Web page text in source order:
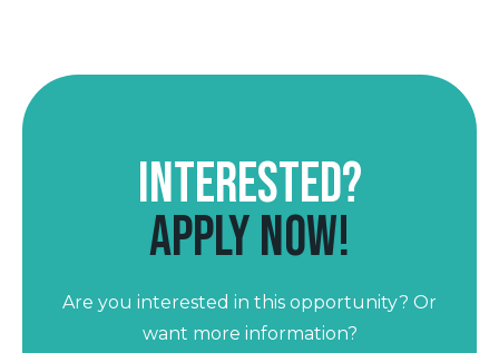
Interested?
Apply now!
Are you interested in this opportunity? Or
want more information?